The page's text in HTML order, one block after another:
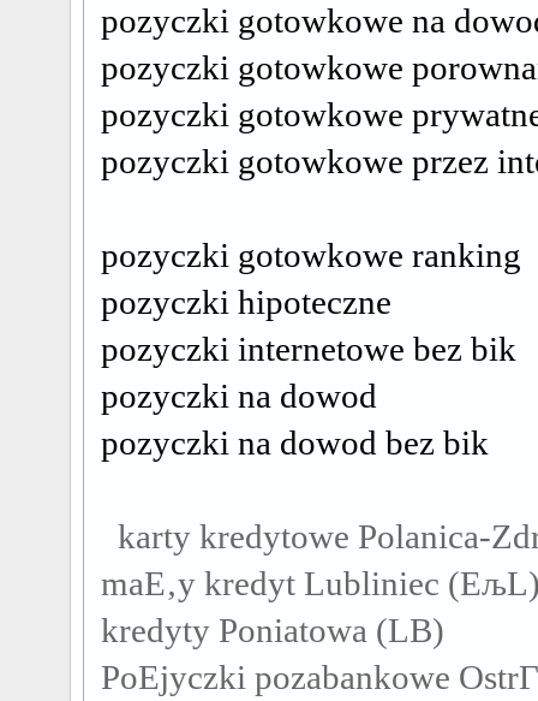
pozyczki gotowkowe na
pozyczki gotowkowe
pozyczki gotowkowe
pozyczki gotowkowe przez
pozyczki gotowkowe ranking
pozyczki hipoteczne
pozyczki internetowe bez bik
pozyczki na dowod
pozyczki na dowod bez bik
karty kredytowe Polanica-
maЕ‚y kredyt Lubliniec
kredyty Poniatowa (LB)
PoЕјyczki pozabankowe